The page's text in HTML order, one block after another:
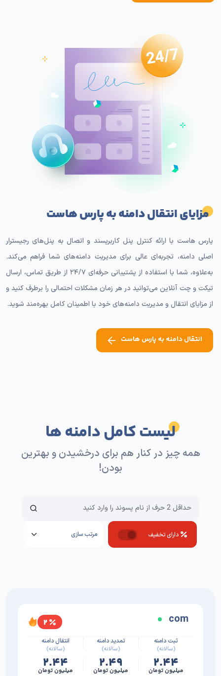
مزایای انتقال دامنه به پارس هاست
پارس هاست با ارائه کنترل پنل کاربرپسند و اتصال به پنل‌های رجیسترار
اصلی دامنه، تجربه‌ای عالی برای مدیریت دامنه‌های شما فراهم می‌کند.
به‌علاوه، شما با استفاده از پشتیبانی حرفه‌ای ٢۴/٧ از طریق تماس، ارسال
تیکت و چت آنلاین می‌توانید در هر زمان مشکلات احتمالی را برطرف کنید و
از مزایای انتقال و مدیریت دامنه‌های خود با اطمینان کامل بهره‌مند شوید.
انتقال دامنه به پارس هاست
لیست کامل دامنه ها
همه چیز در کنار هم برای درخشیدن و بهترین
بودن!
دارای تخفیف
۲ com
ثبت دامنه
(سالانه)
تمدید دامنه
(سالانه)
انتقال دامنه
(سالانه)
۲.۴۴
میلیون تومان ۲.۴۹
میلیون تومان ۲.۴۴
میلیون تومان